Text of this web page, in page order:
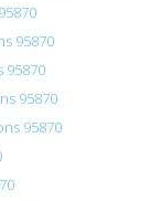
95870
95870
95870
95870